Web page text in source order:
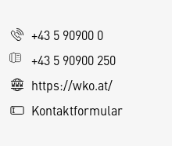
+43 5 90900 0
+43 5 90900 250
https://wko.at/
Kontaktformular
s
e
S
e